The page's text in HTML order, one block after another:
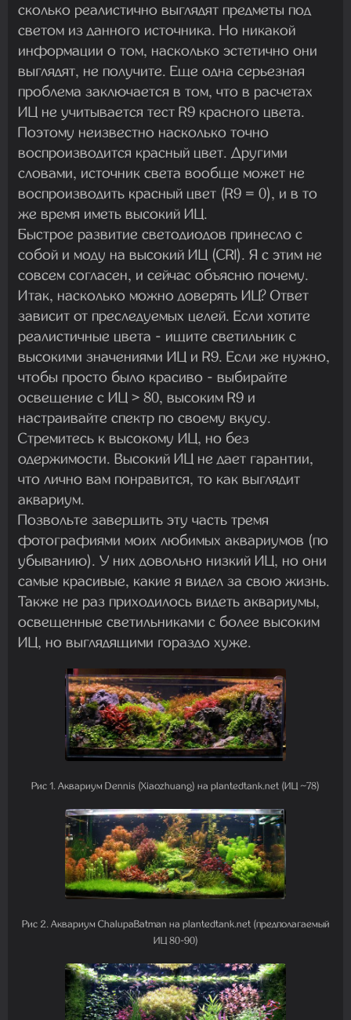
сколько реалистично выглядят предметы под
светом из данного источника. Но никакой
информации о том, насколько эстетично они
выглядят, не получите. Еще одна серьезная
проблема заключается в том, что в расчетах
ИЦ не учитывается тест R9 красного цвета.
Поэтому неизвестно насколько точно
воспроизводится красный цвет. Другими
словами, источник света вообще может не
воспроизводить красный цвет (R9 = 0), и в то
же время иметь высокий ИЦ.
Быстрое развитие светодиодов принесло с
собой и моду на высокий ИЦ (CRI). Я с этим не
совсем согласен, и сейчас объясню почему.
Итак, насколько можно доверять ИЦ? Ответ
зависит от преследуемых целей. Если хотите
реалистичные цвета - ищите светильник с
высокими значениями ИЦ и R9. Если же нужно,
чтобы просто было красиво - выбирайте
освещение с ИЦ > 80, высоким R9 и
настраивайте спектр по своему вкусу.
Стремитесь к высокому ИЦ, но без
одержимости. Высокий ИЦ не дает гарантии,
что лично вам понравится, то как выглядит
аквариум.
Позвольте завершить эту часть тремя
фотографиями моих любимых аквариумов (по
убыванию). У них довольно низкий ИЦ, но они
самые красивые, какие я видел за свою жизнь.
Также не раз приходилось видеть аквариумы,
освещенные светильниками с более высоким
ИЦ, но выглядящими гораздо хуже.
Рис 1. Аквариум Dennis (Xiaozhuang) на plantedtank.net (ИЦ ~78)
Рис 2. Аквариум ChalupaBatman на plantedtank.net (предполагаемый
ИЦ 80-90)